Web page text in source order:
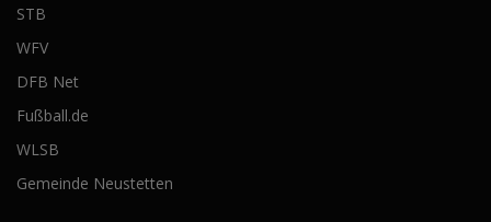
STB
WFV
DFB Net
Fußball.de
WLSB
Gemeinde Neustetten